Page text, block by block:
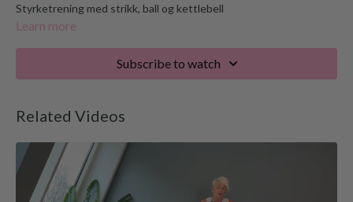
Styrketrening med strikk, ball og kettlebell
Learn more
Subscribe to watch
Related Videos